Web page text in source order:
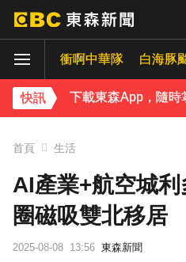
衝啊中華隊 白海豚
快訊 下載東森App，隨時
首頁 生活
AI產業+航空城
圈磁吸雙北移居
2025-08-08 13:56 東森新聞